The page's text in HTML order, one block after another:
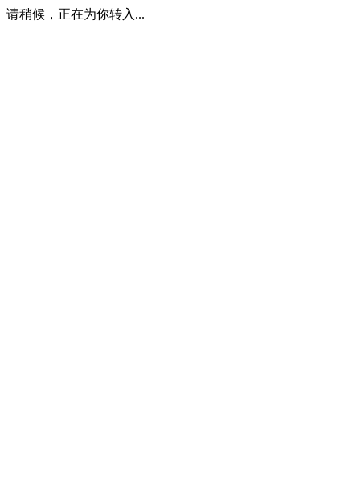
请稍候，正在为你转入...